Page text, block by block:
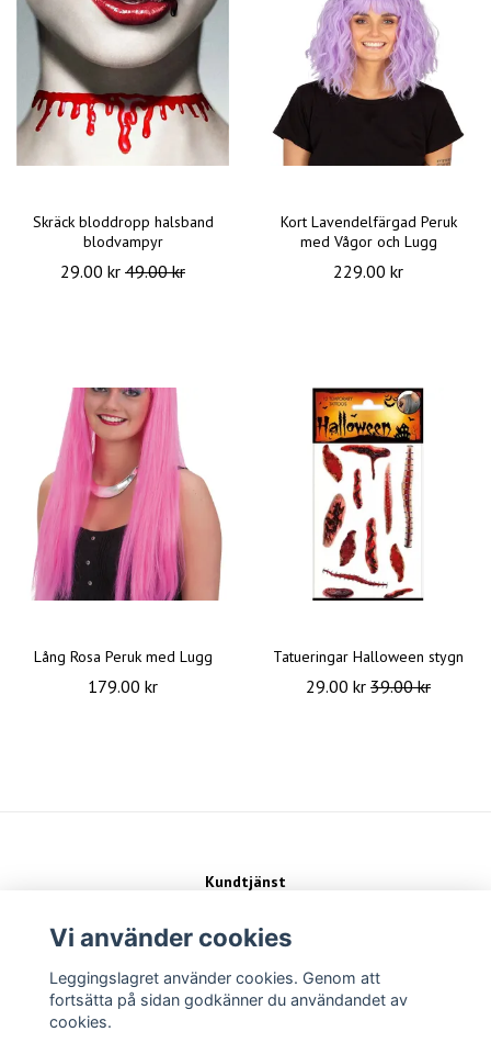
Skräck bloddropp halsband
blodvampyr
29.00 kr 49.00 kr
Kort Lavendelfärgad Peruk
med Vågor och Lugg
229.00 kr
Lång Rosa Peruk med Lugg
179.00 kr
Tatueringar Halloween stygn
29.00 kr 39.00 kr
Kundtjänst
Köpvillkor
Sociala medier
Vi använder cookies
Leggingslagret använder cookies. Genom att
fortsätta på sidan godkänner du användandet av
cookies.